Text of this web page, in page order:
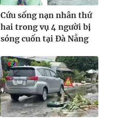
Cứu sống nạn nhân thứ
hai trong vụ 4 người bị
sóng cuốn tại Đà Nẵng